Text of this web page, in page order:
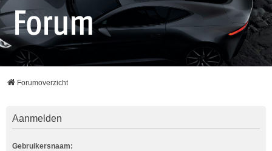
Forumoverzicht
Aanmelden
Gebruikersnaam: